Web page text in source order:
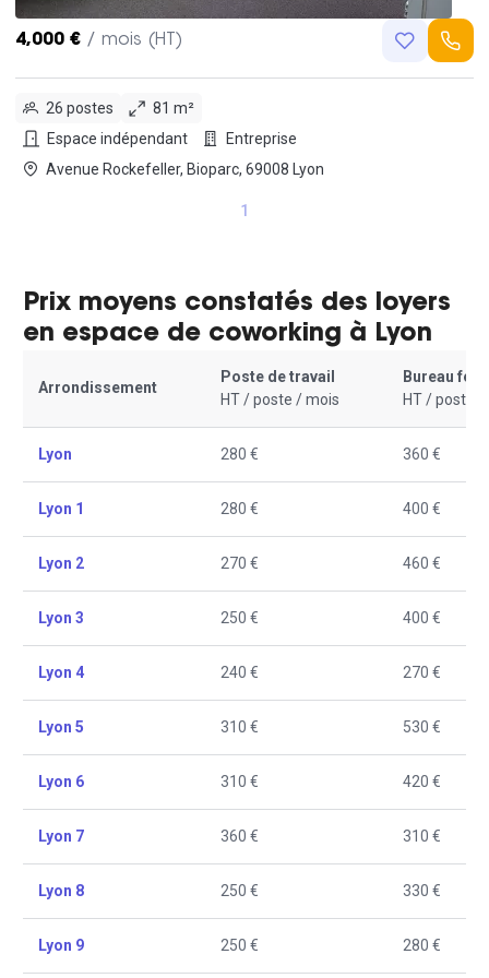
4,000 € / mois (HT)
26 postes
81 m²
Espace indépendant
Entreprise
Avenue Rockefeller, Bioparc, 69008 Lyon
1
Prix moyens constatés des loyers
en espace de coworking à Lyon
Arrondissement
Poste de travail
HT / poste / mois
Bureau
HT / poste /
Lyon 280 € 360 €
Lyon 1 280 € 400 €
Lyon 2 270 € 460 €
Lyon 3 250 € 400 €
Lyon 4 240 € 270 €
Lyon 5 310 € 530 €
Lyon 6 310 € 420 €
Lyon 7 360 € 310 €
Lyon 8 250 € 330 €
Lyon 9 250 € 280 €